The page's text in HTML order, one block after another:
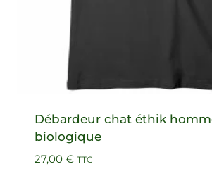
Débardeur chat éthik
biologique
27,00 € TTC